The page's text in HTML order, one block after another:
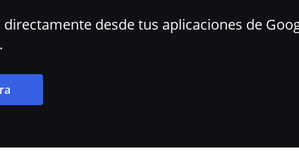
desde tus aplicaciones de